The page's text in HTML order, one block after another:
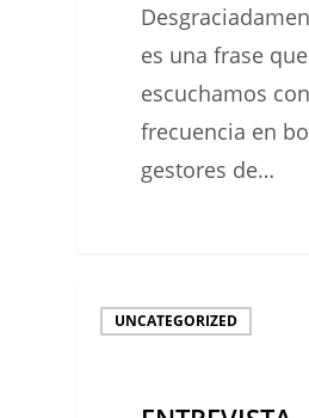
DESCUBIERTOS
CUENTA
CORRIENTE
es una frase que
escuchamos
frecuencia en
gestores de…
ENTREVISTA
TESORALIA
UNCATEGORIZED